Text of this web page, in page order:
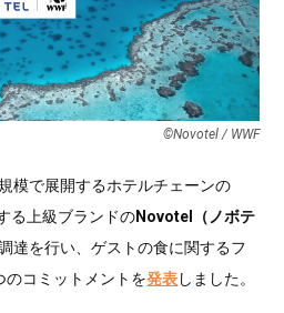
©︎Novotel / WWF
模で展開するホテルチェーンの
る上級ブランドのNovotel（ノボテ
達を行い、ゲストの食に関するフ
のコミットメントを発表しました。